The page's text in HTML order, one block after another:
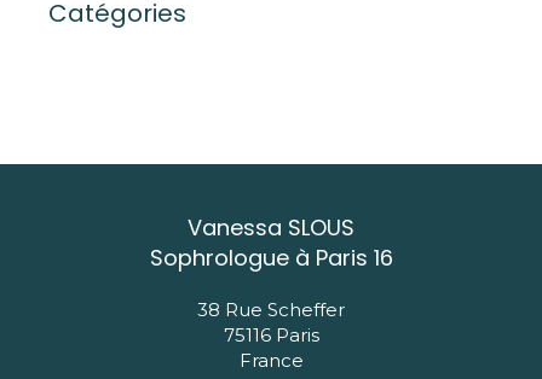
Catégories
Vanessa SLOUS
Sophrologue à Paris 16
38 Rue Scheffer
75116 Paris
France